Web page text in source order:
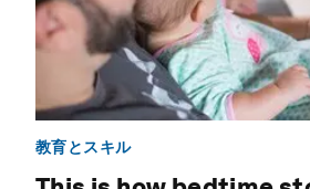
教育とスキル